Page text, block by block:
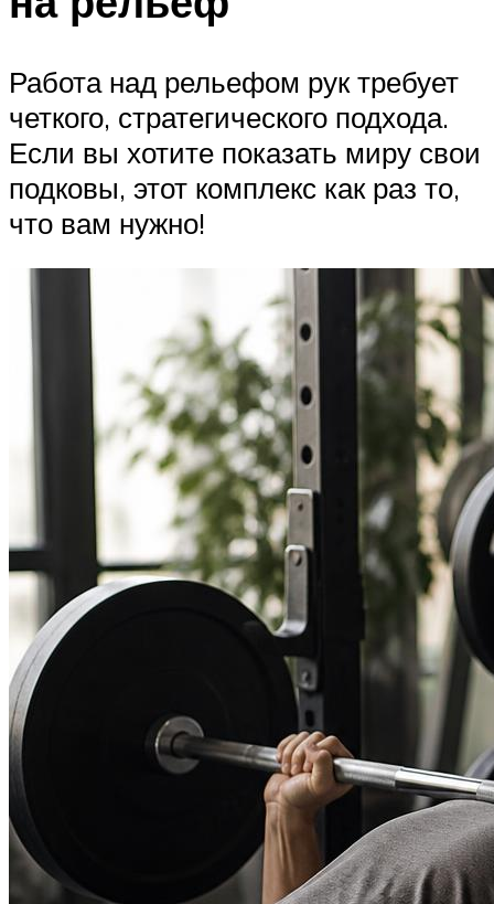
Работа над рельефом рук требует
четкого, стратегического подхода.
Если вы хотите показать миру свои
подковы, этот комплекс как раз то,
что вам нужно!